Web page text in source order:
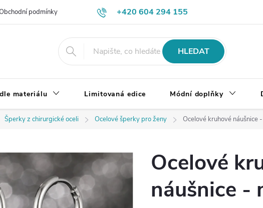
+420 604 294 155
podmínky Výměna, vrácení a reklamace zboží
HLEDAT
materiálu Limitovaná edice Módní doplňky
Šperky z chirurgické oceli Ocelové šperky pro ženy Ocelové kruhové náušnice
Ocelové
náušnice -